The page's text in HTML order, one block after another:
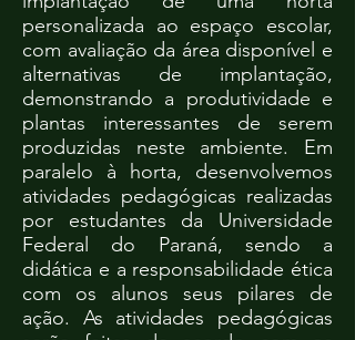
personalizada ao espaço escolar,
com avaliação da área disponível e
alternativas de implantação,
demonstrando a produtividade e
plantas interessantes de serem
produzidas neste ambiente. Em
paralelo à horta, desenvolvemos
atividades pedagógicas realizadas
por estudantes da Universidade
Federal do Paraná, sendo a
didática e a responsabilidade ética
com os alunos seus pilares de
ação. As atividades pedagógicas